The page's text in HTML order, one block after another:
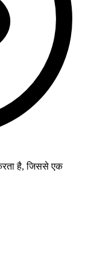
है, जिससे एक